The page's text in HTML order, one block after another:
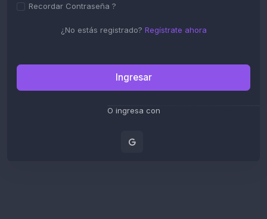
Recordar Contraseña ?
¿No estás registrado? Regístrate ahora
Ingresar
O ingresa con